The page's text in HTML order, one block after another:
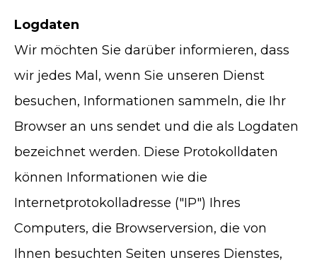
Logdaten
Wir möchten Sie darüber informieren, dass
wir jedes Mal, wenn Sie unseren Dienst
besuchen, Informationen sammeln, die Ihr
Browser an uns sendet und die als Logdaten
bezeichnet werden. Diese Protokolldaten
können Informationen wie die
Internetprotokolladresse ("IP") Ihres
Computers, die Browserversion, die von
Ihnen besuchten Seiten unseres Dienstes,